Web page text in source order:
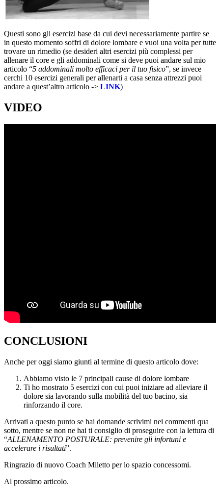
Questi sono gli esercizi base da cui devi necessariamente partire se
in questo momento soffri di dolore lombare e vuoi una volta per tutte
trovare un rimedio (se desideri altri esercizi più complessi per
allenare il core e gli addominali come si deve puoi andare sul mio
articolo “5 addominali molto efficaci per il tuo fisico”, se invece
cerchi 10 esercizi generali per allenarti a casa senza attrezzi puoi
andare a quest’altro articolo -> LINK)
VIDEO
CONCLUSIONI
Anche per oggi siamo giunti al termine di questo articolo dove:
Abbiamo visto le 7 principali cause di dolore lombare
Ti ho mostrato 5 esercizi con cui puoi iniziare ad alleviare il
dolore sia lavorando sulla mobilità del tuo bacino, sia
rinforzando il core.
Arrivati a questo punto se hai domande scrivimi nei commenti qua
sotto, mentre se non ne hai ti consiglio di proseguire con la lettura di
“ALLENAMENTO POSTURALE: prevenire gli infortuni e
accelerare i risultati”.
Ringrazio di nuovo Coach Miletto per lo spazio concessomi.
Al prossimo articolo.